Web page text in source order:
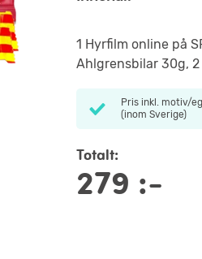
1 Hyrfilm online på
Ahlgrensbilar 30g, 2
Pris inkl. motiv/
(inom Sverige)
Totalt:
279 :-